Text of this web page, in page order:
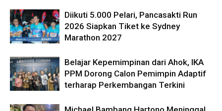
Diikuti 5.000 Pelari, Pancasakti Run
2026 Siapkan Tiket ke Sydney
Marathon 2027
Belajar Kepemimpinan dari Ahok, IKA
PPM Dorong Calon Pemimpin Adaptif
terharap Perkembangan Terkini